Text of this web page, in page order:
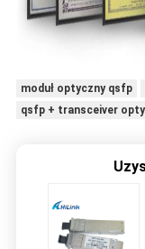
moduł optyczny qsfp
qsfp + transceiver